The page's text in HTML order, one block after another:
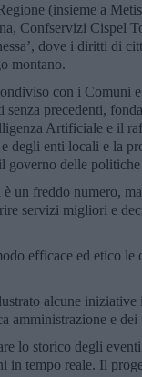
(insieme a
Confservizi Cispel
dove i diritti di
montano.
con i Comuni
precedenti,
Artificiale e il
degli enti locali e la
governo delle
un freddo numero,
servizi migliori e
efficace ed etico le
alcune iniziative
amministrazione e dei
lo storico degli
in tempo reale. Il